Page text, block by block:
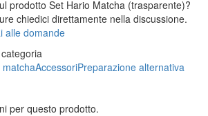
prodotto Set Hario Matcha (trasparente)?
chiedici direttamente nella discussione.
alle domande
AccessoriPreparazione alternativa
per questo prodotto.